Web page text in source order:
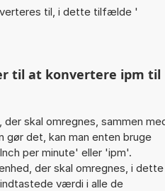
til, i dette tilfælde '
til at konvertere ipm til
skal omregnes, sammen
gør det, kan man enten bruge
per minute' eller 'ipm'.
der skal omregnes, i dette
værdi i alle de